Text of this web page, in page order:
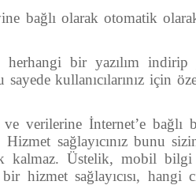
bağlı olarak otomatik
herhangi bir yazılım
kullanıcılarınız için
ve verilerine İnternet’e
sağlayıcınız bunu
kalmaz. Üstelik, mobil
hizmet sağlayıcısı, hangi